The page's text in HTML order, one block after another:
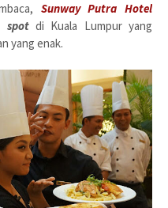
Sunway Putra Hotel
spotdi Kuala Lumpur yang
yang enak.